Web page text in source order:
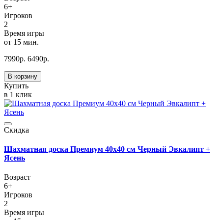
6+
Игроков
2
Время игры
от 15 мин.
7990р. 6490р.
В корзину
Купить
в 1 клик
Скидка
Шахматная доска Премиум 40х40 см Черный Эвкалипт +
Ясень
Возраст
6+
Игроков
2
Время игры